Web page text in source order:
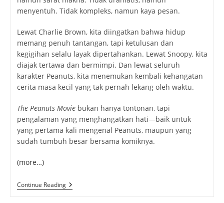
menyentuh. Tidak kompleks, namun kaya pesan.
Lewat Charlie Brown, kita diingatkan bahwa hidup
memang penuh tantangan, tapi ketulusan dan
kegigihan selalu layak dipertahankan. Lewat Snoopy, kita
diajak tertawa dan bermimpi. Dan lewat seluruh
karakter Peanuts, kita menemukan kembali kehangatan
cerita masa kecil yang tak pernah lekang oleh waktu.
The Peanuts Moviebukan hanya tontonan, tapi
pengalaman yang menghangatkan hati—baik untuk
yang pertama kali mengenal Peanuts, maupun yang
sudah tumbuh besar bersama komiknya.
(more…)
Continue ReadingThe
Peanuts